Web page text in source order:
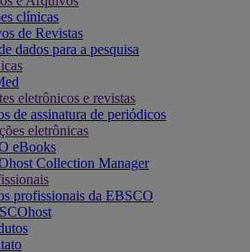
clínicas
de Revistas
dados para a pesquisa
eletrônicos e revistas
de assinatura de periódicos
eletrônicas
eBooks
Collection Manager
profissionais da EBSCO